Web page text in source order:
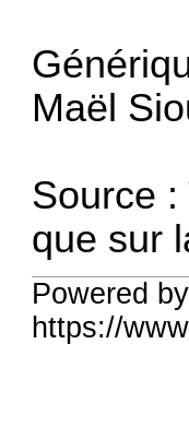
Maël
Source
que sur
Powered
https://